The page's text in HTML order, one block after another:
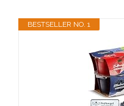
BESTSELLER NO. 1